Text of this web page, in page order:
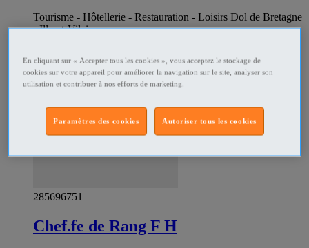
Tourisme - Hôtellerie - Restauration - Loisirs Dol de Bretagne
- Ille-et-Vilaine
285696751
Chef.fe de Rang F H
En cliquant sur « Accepter tous les cookies », vous acceptez le stockage de
cookies sur votre appareil pour améliorer la navigation sur le site, analyser son
utilisation et contribuer à nos efforts de marketing.
Autoriser tous les cookies
Paramètres des cookies